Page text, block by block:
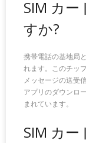
SIM カ
すか?
携帯電話の基地局
れます。このチッ
メッセージの送受
アプリのダウンロ
まれています。
SIM カ